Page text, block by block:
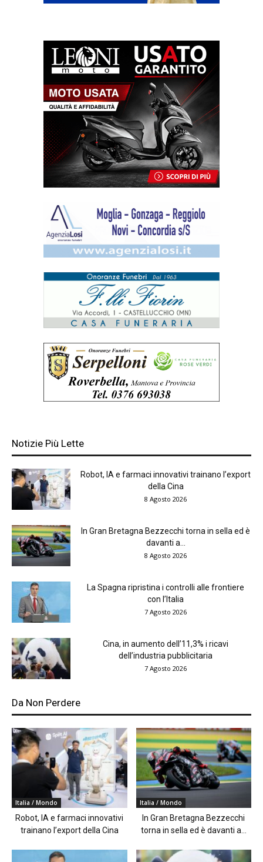
Notizie Più Lette
Robot, IA e farmaci innovativi trainano l’export
della Cina
8 Agosto 2026
In Gran Bretagna Bezzecchi torna in sella ed è
davanti a...
8 Agosto 2026
La Spagna ripristina i controlli alle frontiere
con l’Italia
7 Agosto 2026
Cina, in aumento dell’11,3% i ricavi
dell’industria pubblicitaria
7 Agosto 2026
Da Non Perdere
Italia / Mondo
Robot, IA e farmaci innovativi
trainano l’export della Cina
Italia / Mondo
In Gran Bretagna Bezzecchi
torna in sella ed è davanti a...